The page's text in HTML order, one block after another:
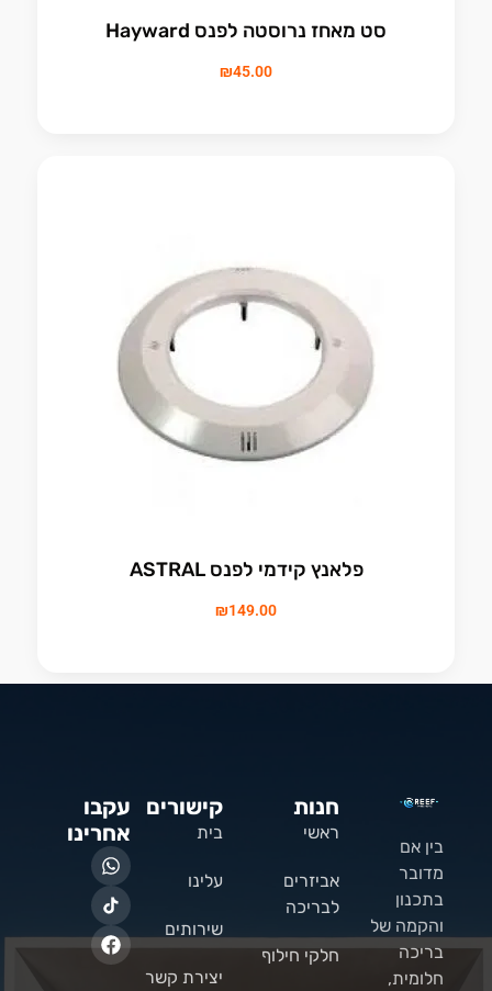
סט מאחז נרוסטה לפנס Hayward
₪45.00
פלאנץ קידמי לפנס ASTRAL
₪149.00
בין אם
מדובר
בתכנון
והקמה של
בריכה
חלומית,
חנות
ראשי
אביזרים
לבריכה
חלקי חילוף
קישורים
בית
עלינו
שירותים
יצירת קשר
עקבו
אחרינו